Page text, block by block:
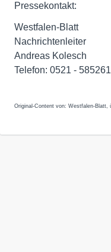
Pressekontakt:
Westfalen-Blatt
Nachrichtenleiter
Andreas Kolesch
Telefon: 0521 - 585261
Original-Content von: Westfalen-Blatt,